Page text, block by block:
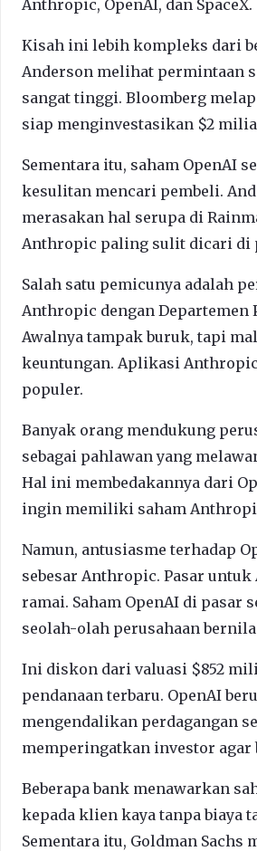
Anthropic, OpenAI, dan SpaceX.
Kisah ini lebih kompleks dari
Anderson melihat permintaan
sangat tinggi. Bloomberg
siap menginvestasikan $2
Sementara itu, saham OpenAI
kesulitan mencari pembeli.
merasakan hal serupa di
Anthropic paling sulit dicari di
Salah satu pemicunya adalah
Anthropic dengan Departemen
Awalnya tampak buruk, tapi
keuntungan. Aplikasi
populer.
Banyak orang mendukung
sebagai pahlawan yang
Hal ini membedakannya dari
ingin memiliki saham
Namun, antusiasme terhadap
sebesar Anthropic. Pasar
ramai. Saham OpenAI di pasar
seolah-olah perusahaan
Ini diskon dari valuasi $852
pendanaan terbaru. OpenAI
mengendalikan perdagangan
memperingatkan investor agar
Beberapa bank menawarkan
kepada klien kaya tanpa biaya
Sementara itu, Goldman Sachs